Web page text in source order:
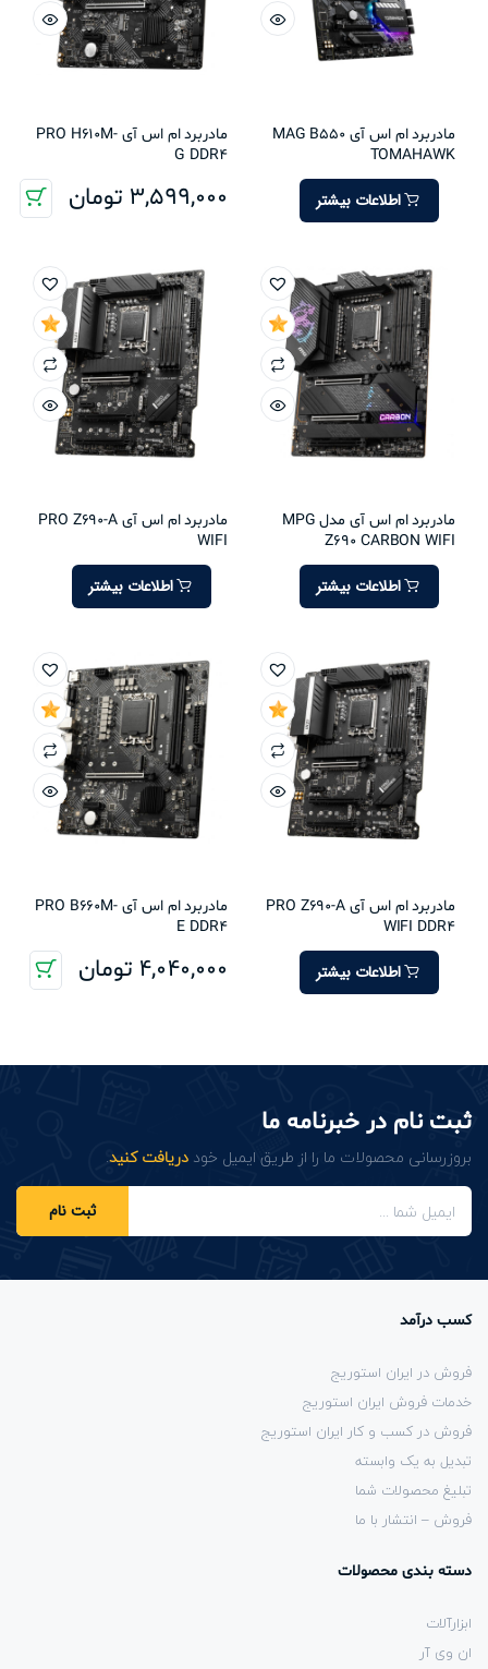
مادربرد ام اس آی MAG B550
TOMAHAWK
اطلاعات بیشتر
مادربرد ام اس آی PRO H610M-
G DDR4
3,599,000 تومان
مادربرد ام اس آی مدل MPG
Z690 CARBON WIFI
اطلاعات بیشتر
مادربرد ام اس آی PRO Z690-A
WIFI
اطلاعات بیشتر
مادربرد ام اس آی PRO Z690-A
WIFI DDR4
اطلاعات بیشتر
مادربرد ام اس آی PRO B660M-
E DDR4
4,040,000 تومان
ثبت نام در خبرنامه ما
بروزرسانی محصولات ما را از طریق ایمیل خود دریافت کنید.
ثبت نام
کسب درآمد
فروش در ایران استوریج
خدمات فروش ایران استوریج
فروش در کسب و کار ایران استوریج
تبدیل به یک وابسته
تبلیغ محصولات شما
فروش – انتشار با ما
دسته بندی محصولات
ابزارآلات
ان وی آر